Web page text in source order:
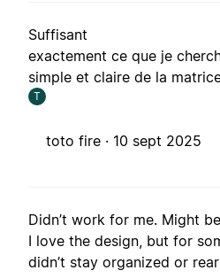
Suffisant
exactement ce que je
simple et claire de la
T
toto fire · 10 sept 2025
Didn’t work for me. Might
I love the design, but for
didn’t stay organized or